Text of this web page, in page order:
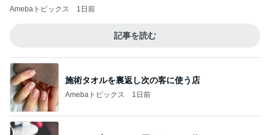
Amebaトピックス 1日前
記事を読む
施術タオルを裏返し次の客に使う店
Amebaトピックス 1日前